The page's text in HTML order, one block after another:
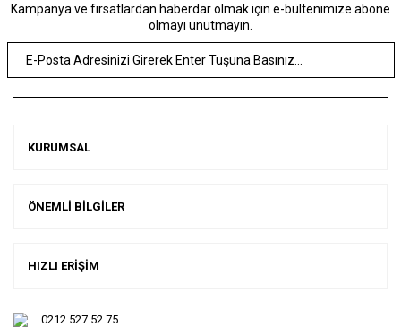
Kampanya ve fırsatlardan haberdar olmak için e-bültenimize abone
olmayı unutmayın.
KURUMSAL
ÖNEMLİ BİLGİLER
HIZLI ERİŞİM
0212 527 52 75